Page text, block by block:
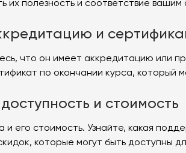
их полезность и соответствие вашим
и
что он имеет аккредитацию или
по окончании курса, который
и стоимость
и его стоимость. Узнайте, какая
которые могут быть доступны